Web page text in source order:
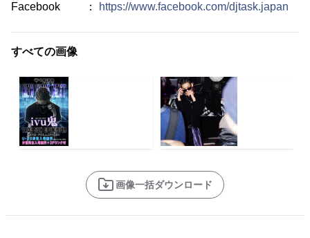
Facebook ：
https://www.facebook.com/djtask.japan
すべての画像
画像一括ダウンロード